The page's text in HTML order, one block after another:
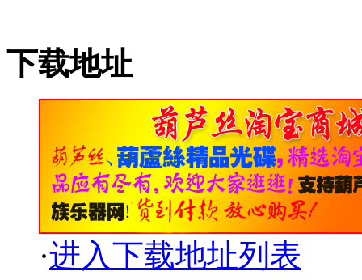
下载地址
·进入下载地址列表